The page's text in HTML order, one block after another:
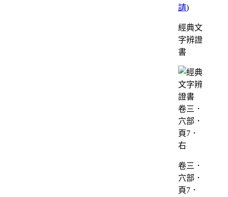
請)
經典文
字辨證
書
卷三．
穴部．
頁7．